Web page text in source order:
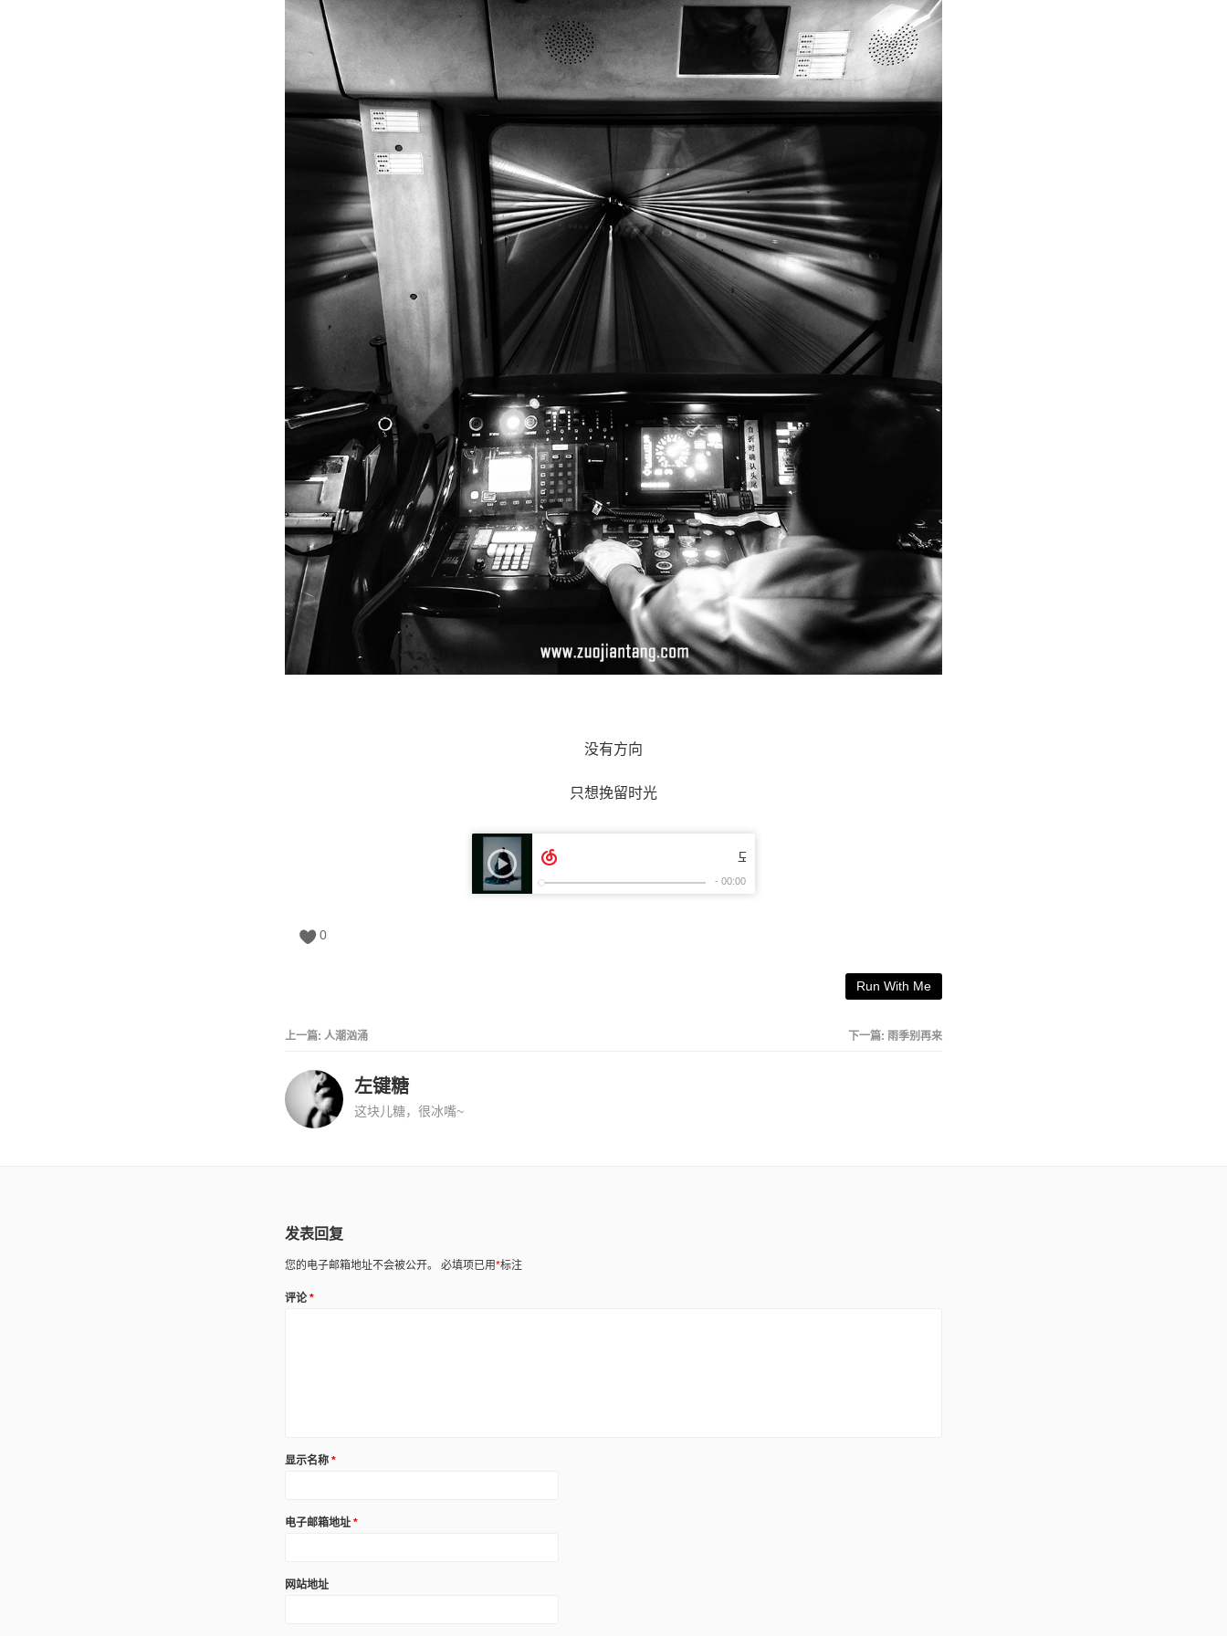
没有方向
只想挽留时光
0
Run With Me
上一篇: 人潮汹涌 下一篇: 雨季别再来
左键糖
这块儿糖，很冰嘴~
发表回复
您的电子邮箱地址不会被公开。 必填项已用*标注
评论*
显示名称 *
电子邮箱地址 *
网站地址